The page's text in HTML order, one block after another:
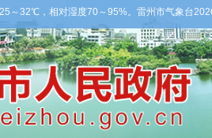
，相对湿度70～95%。雷州市气象台2026年